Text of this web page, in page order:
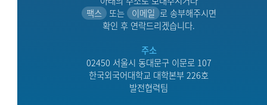
팩스 또는 이메일 로 송부해주시면
확인 후 연락드리겠습니다.
주소
02450 서울시 동대문구 이문로 107
한국외국어대학교 대학본부 226호
발전협력팀